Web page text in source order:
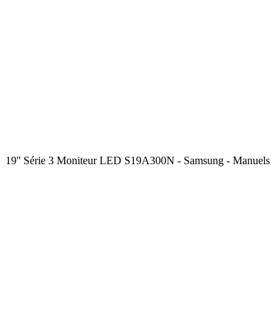
19'' Série 3 Moniteur LED S19A300N - Samsung - Manuels